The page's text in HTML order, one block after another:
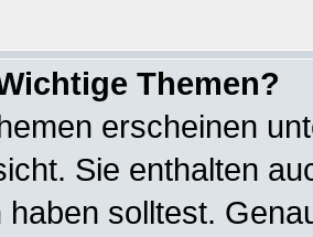
Themen?
erscheinen
Sie enthalten
haben solltest.